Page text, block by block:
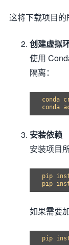
这将下载项目的
创建虚拟
使用
隔离：
conda
安装依赖
安装项目
pip
如果需要